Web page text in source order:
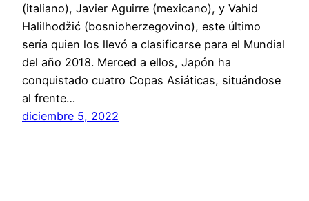
(italiano), Javier Aguirre (mexicano), y Vahid
Halilhodžić (bosnioherzegovino), este último
sería quien los llevó a clasificarse para el Mundial
del año 2018. Merced a ellos, Japón ha
conquistado cuatro Copas Asiáticas, situándose
al frente…
diciembre 5, 2022